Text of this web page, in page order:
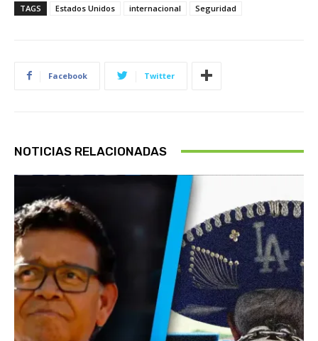
TAGS Estados Unidos internacional Seguridad
Facebook Twitter
NOTICIAS RELACIONADAS